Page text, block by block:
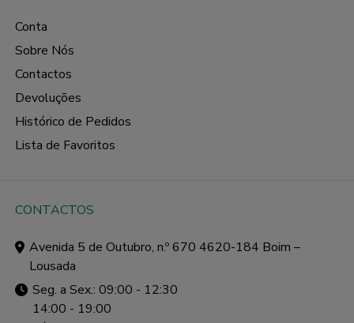
Conta
Sobre Nós
Contactos
Devoluções
Histórico de Pedidos
Lista de Favoritos
CONTACTOS
Avenida 5 de Outubro, n.º 670 4620-184 Boim –
Lousada
Seg. a Sex.: 09:00 - 12:30
14:00 - 19:00